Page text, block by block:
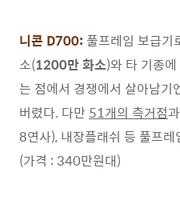
니콘 D700: 풀프레임 보급기
소(1200만 화소)와 타 기종
는 점에서 경쟁에서 살아남기
버렸다. 다만 51개의 측거점
8연사), 내장플래쉬 등 풀프
(가격 : 340만원대)